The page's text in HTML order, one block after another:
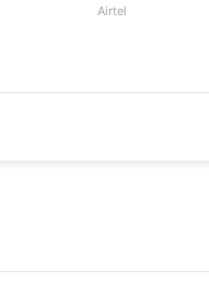
Airtel